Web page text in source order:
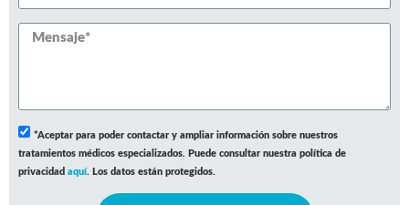
*Aceptar para poder contactar y ampliar información sobre nuestros
tratamientos médicos especializados. Puede consultar nuestra política de
privacidad aquí. Los datos están protegidos.